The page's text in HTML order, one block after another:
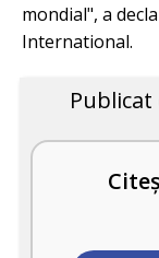
mondial", a
International.
Publicat